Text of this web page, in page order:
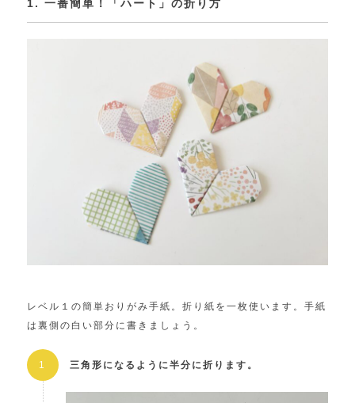
1. 一番簡単！「ハート」の折り方
レベル１の簡単おりがみ手紙。折り紙を一枚使います。手紙
は裏側の白い部分に書きましょう。
三角形になるように半分に折ります。